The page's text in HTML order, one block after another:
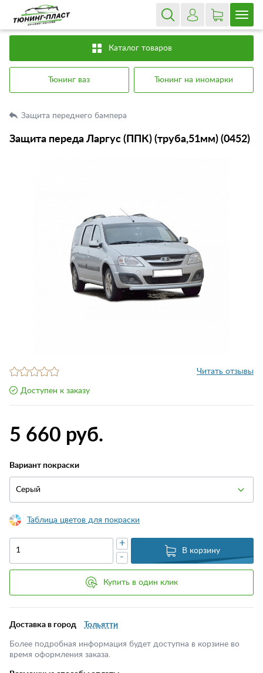
Каталог товаров
Тюнинг ваз Тюнинг на иномарки
Защита переднего бампера
Защита переда Ларгус (ППК) (труба,51мм) (0452)
Читать отзывы
Доступен к заказу
5 660 руб.
Вариант покраски
Серый
Таблица цветов для покраски
-
+
В корзину
Купить в один клик
Доставка в город Тольятти
Более подробная информация будет доступна в корзине во
время оформления заказа.